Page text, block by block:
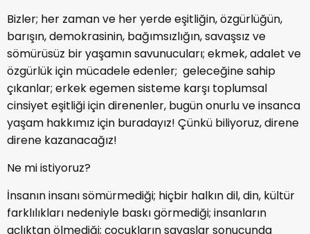
Bizler; her zaman ve her yerde eşitliğin, özgürlüğün,
barışın, demokrasinin, bağımsızlığın, savaşsız ve
sömürüsüz bir yaşamın savunucuları; ekmek, adalet ve
özgürlük için mücadele edenler; geleceğine sahip
çıkanlar; erkek egemen sisteme karşı toplumsal
cinsiyet eşitliği için direnenler, bugün onurlu ve insanca
yaşam hakkımız için buradayız! Çünkü biliyoruz, direne
direne kazanacağız!
Ne mi istiyoruz?
İnsanın insanı sömürmediği; hiçbir halkın dil, din, kültür
farklılıkları nedeniyle baskı görmediği; insanların
açlıktan ölmediği; çocukların savaşlar sonucunda